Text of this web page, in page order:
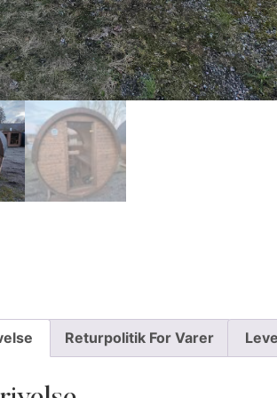
Returpolitik For Varer